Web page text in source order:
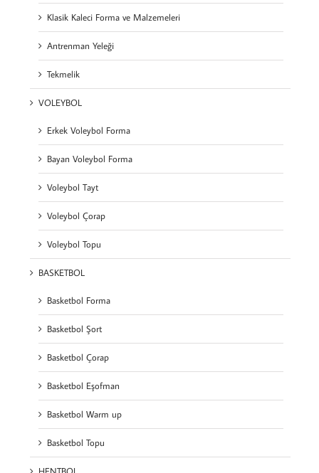
Klasik Kaleci Forma ve Malzemeleri
Antrenman Yeleği
Tekmelik
VOLEYBOL
Erkek Voleybol Forma
Bayan Voleybol Forma
Voleybol Tayt
Voleybol Çorap
Voleybol Topu
BASKETBOL
Basketbol Forma
Basketbol Şort
Basketbol Çorap
Basketbol Eşofman
Basketbol Warm up
Basketbol Topu
HENTBOL